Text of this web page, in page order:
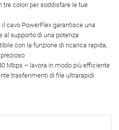
tre colori per soddisfare le tue
cavo PowerFlex garantisce una
al supporto di una potenza
con la funzione di ricarica rapida,
Mbps – lavora in modo più efficiente
trasferimenti di file ultrarapidi